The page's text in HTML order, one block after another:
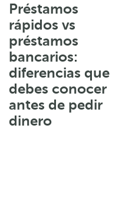
Préstamos
rápidos vs
préstamos
bancarios:
diferencias que
debes conocer
antes de pedir
dinero